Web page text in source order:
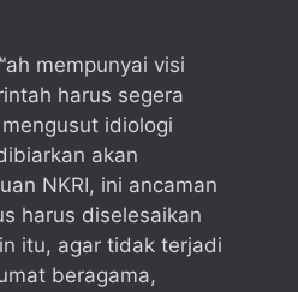
mempunyai visi
harus segera
idiologi
akan
NKRI, ini ancaman
harus diselesaikan
itu, agar tidak terjadi
beragama,